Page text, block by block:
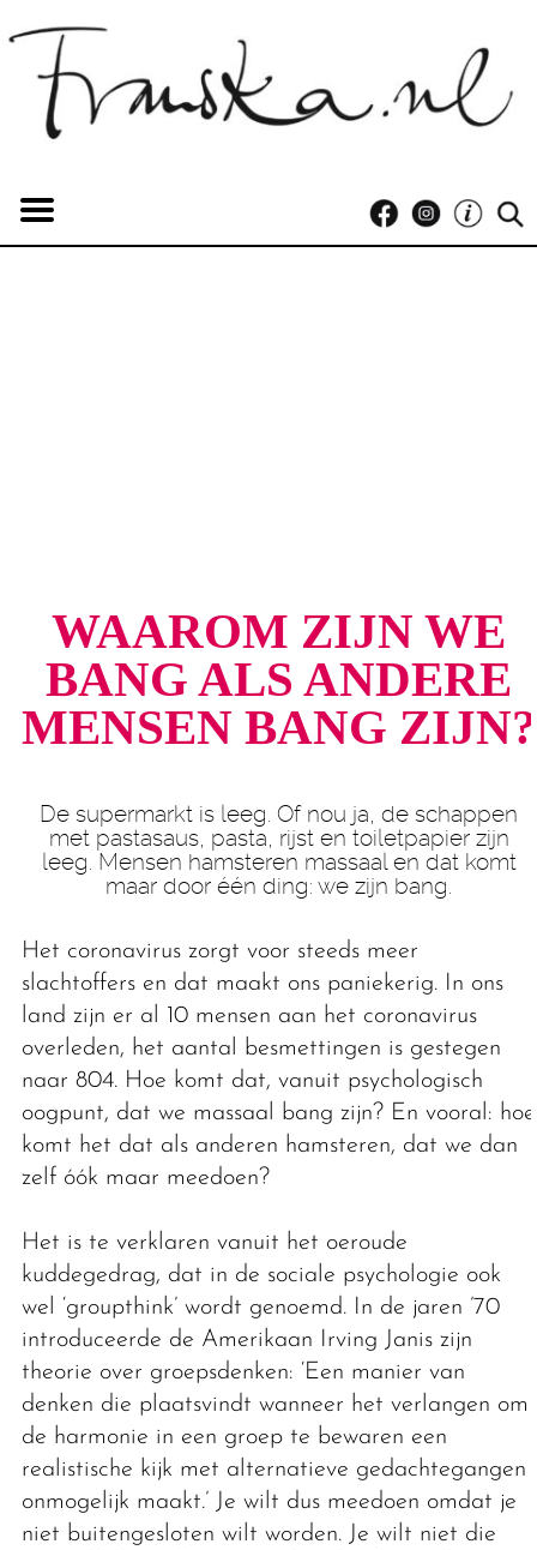
WAAROM ZIJN WE
BANG ALS ANDERE
MENSEN BANG ZIJN?
De supermarkt is leeg. Of nou ja, de schappen
met pastasaus, pasta, rijst en toiletpapier zijn
leeg. Mensen hamsteren massaal en dat komt
maar door één ding: we zijn bang.
Het coronavirus zorgt voor steeds meer
slachtoffers en dat maakt ons paniekerig. In ons
land zijn er al 10 mensen aan het coronavirus
overleden, het aantal besmettingen is gestegen
naar 804. Hoe komt dat, vanuit psychologisch
oogpunt, dat we massaal bang zijn? En vooral: hoe
komt het dat als anderen hamsteren, dat we dan
zelf óók maar meedoen?
Het is te verklaren vanuit het oeroude
kuddegedrag, dat in de sociale psychologie ook
wel ‘groupthink’ wordt genoemd. In de jaren ’70
introduceerde de Amerikaan Irving Janis zijn
theorie over groepsdenken: ‘Een manier van
denken die plaatsvindt wanneer het verlangen om
de harmonie in een groep te bewaren een
realistische kijk met alternatieve gedachtegangen
onmogelijk maakt.’ Je wilt dus meedoen omdat je
niet buitengesloten wilt worden. Je wilt niet die